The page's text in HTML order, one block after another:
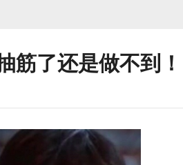
筋了还是做不到！